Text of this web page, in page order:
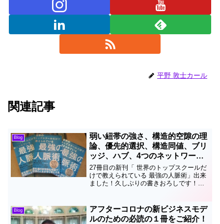
平野 敦士カール
関連記事
Blog
弱い紐帯の強さ、構造的空隙の理
論、優先的選択、構造同値、ブリ
ッジ、ハブ、4つのネットワーク
効果
27冊目の新刊「 世界のトップスクールだ
けで教えられている 最強の人脈術」出来
ました！久しぶりの書きおろしです！弱
のネットワーク効果などの理論を基に全
く新しい人脈ネッ...
Blog
アフターコロナの新ビジネスモデ
ルのための必読の１冊をご紹介！